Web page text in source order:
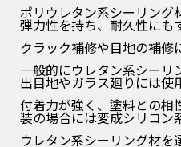
ポリウレタン系シーリング
弾力性を持ち、耐久性にも
クラック補修や目地の補修
一般的にウレタン系シー
出目地やガラス廻りには使
付着力が強く、塗料との相
装の場合には変成シリコン
ウレタン系シーリング材を